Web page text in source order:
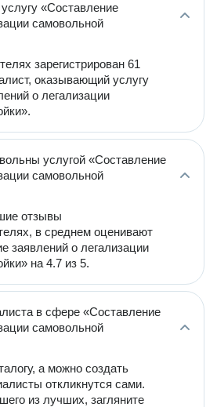
«Составление
самовольной
зарегистрирован 61
оказывающий услугу
о легализации
услугой «Составление
самовольной
отзывы
в среднем оценивают
заявлений о легализации
на 4.7 из 5.
в сфере «Составление
самовольной
а можно создать
откликнутся сами.
из лучших, загляните